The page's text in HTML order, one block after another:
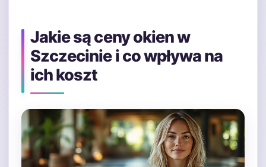
Jakie są ceny okien w
Szczecinie i co wpływa na
ich koszt